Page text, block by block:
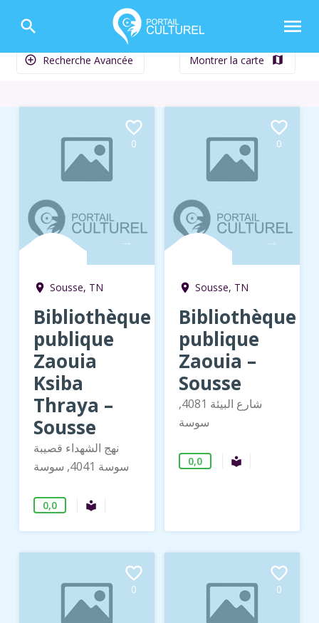
search menu
add_circle_outline Recherche Avancée Montrer la carte map
favorite_border
0
→
room Sousse, TN
Bibliothèque
publique
Zaouia
Ksiba
Thraya –
Sousse
نهج الشهداء قصيبة
سوسة 4041, سوسة
0,0 local_library
favorite_border
0
→
room Sousse, TN
Bibliothèque
publique
Zaouia –
Sousse
شارع البيئة 4081,
سوسة
0,0 local_library
favorite_border
0
favorite_border
0